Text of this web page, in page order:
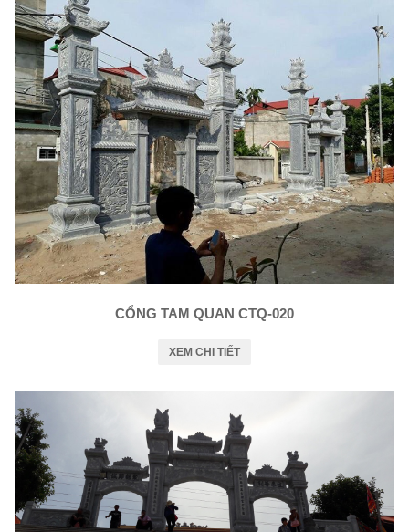
CỔNG TAM QUAN CTQ-020
XEM CHI TIẾT